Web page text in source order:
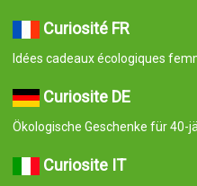
Curiosité FR
Idées cadeaux écologiques
Curiosite DE
Ökologische Geschenke für 40-
Curiosite IT